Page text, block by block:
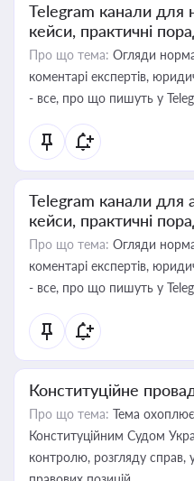
Telegram канали для
кейси, практичні
Про що тема: Огляди
коментарі експертів,
- все, про що пишуть у
Telegram канали для
кейси, практичні
Про що тема: Огляди
коментарі експертів,
- все, про що пишуть у
Конституційне
Про що тема: Тема
Конституційним Судом
контролю, розгляду справ,